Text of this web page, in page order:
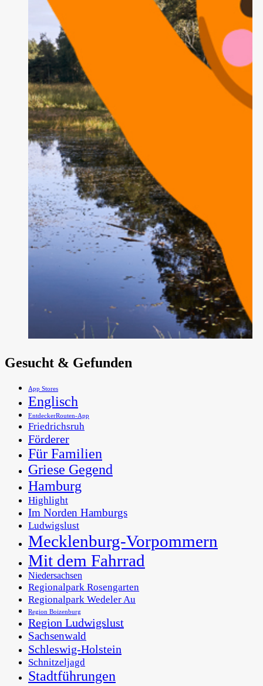
Gesucht & Gefunden
App Stores
Englisch
EntdeckerRouten-App
Friedrichsruh
Förderer
Für Familien
Griese Gegend
Hamburg
Highlight
Im Norden Hamburgs
Ludwigslust
Mecklenburg-Vorpommern
Mit dem Fahrrad
Niedersachsen
Regionalpark Rosengarten
Regionalpark Wedeler Au
Region Boizenburg
Region Ludwigslust
Sachsenwald
Schleswig-Holstein
Schnitzeljagd
Stadtführungen